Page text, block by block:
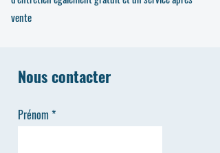
vente
Nous contacter
Prénom